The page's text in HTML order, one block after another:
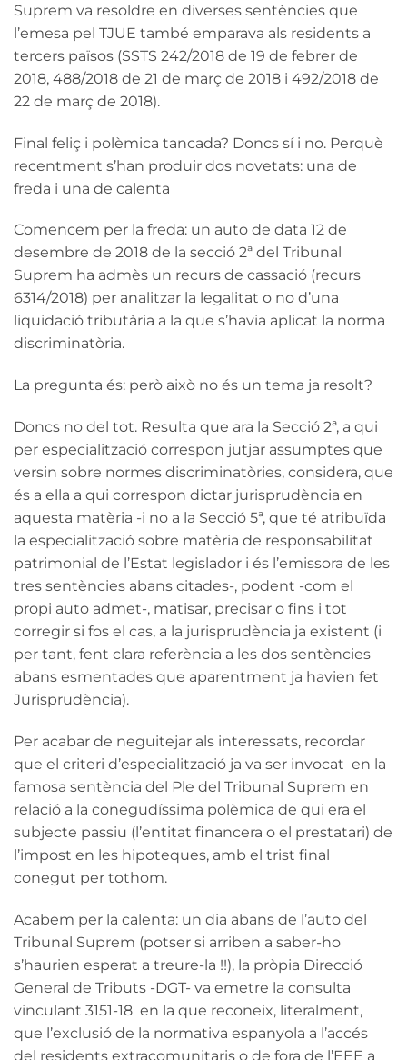
Suprem va resoldre en diverses sentències que
l’emesa pel TJUE també emparava als residents a
tercers països (SSTS 242/2018 de 19 de febrer de
2018, 488/2018 de 21 de març de 2018 i 492/2018 de
22 de març de 2018).
Final feliç i polèmica tancada? Doncs sí i no. Perquè
recentment s’han produir dos novetats: una de
freda i una de calenta
Comencem per la freda: un auto de data 12 de
desembre de 2018 de la secció 2ª del Tribunal
Suprem ha admès un recurs de cassació (recurs
6314/2018) per analitzar la legalitat o no d’una
liquidació tributària a la que s’havia aplicat la norma
discriminatòria.
La pregunta és: però això no és un tema ja resolt?
Doncs no del tot. Resulta que ara la Secció 2ª, a qui
per especialització correspon jutjar assumptes que
versin sobre normes discriminatòries, considera, que
és a ella a qui correspon dictar jurisprudència en
aquesta matèria -i no a la Secció 5ª, que té atribuïda
la especialització sobre matèria de responsabilitat
patrimonial de l’Estat legislador i és l’emissora de les
tres sentències abans citades-, podent -com el
propi auto admet-, matisar, precisar o fins i tot
corregir si fos el cas, a la jurisprudència ja existent (i
per tant, fent clara referència a les dos sentències
abans esmentades que aparentment ja havien fet
Jurisprudència).
Per acabar de neguitejar als interessats, recordar
que el criteri d’especialització ja va ser invocat en la
famosa sentència del Ple del Tribunal Suprem en
relació a la conegudíssima polèmica de qui era el
subjecte passiu (l’entitat financera o el prestatari) de
l’impost en les hipoteques, amb el trist final
conegut per tothom.
Acabem per la calenta: un dia abans de l’auto del
Tribunal Suprem (potser si arriben a saber-ho
s’haurien esperat a treure-la !!), la pròpia Direcció
General de Tributs -DGT- va emetre la consulta
vinculant 3151-18 en la que reconeix, literalment,
que l’exclusió de la normativa espanyola a l’accés
del residents extracomunitaris o de fora de l’EEE a